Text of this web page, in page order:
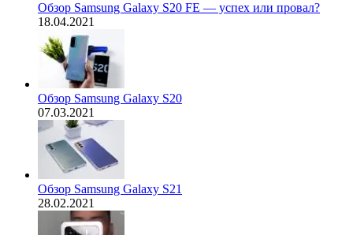
Обзор Samsung Galaxy S20 FE — успех или провал?
18.04.2021
Обзор Samsung Galaxy S20
07.03.2021
Обзор Samsung Galaxy S21
28.02.2021